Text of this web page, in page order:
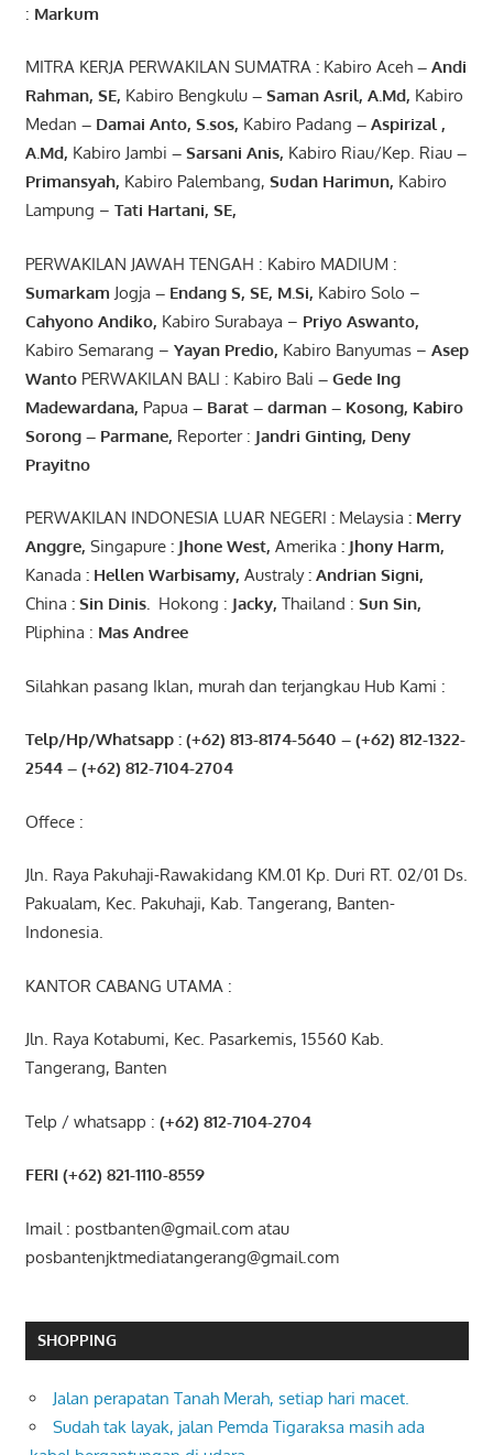
: Markum
MITRA KERJA PERWAKILAN SUMATRA :Kabiro Aceh– Andi
Rahman, SE, Kabiro Bengkulu– Saman Asril, A.Md, Kabiro
Medan – Damai Anto, S.sos, Kabiro Padang – Aspirizal ,
A.Md, Kabiro Jambi – Sarsani Anis, Kabiro Riau/Kep. Riau–
Primansyah, Kabiro Palembang, Sudan Harimun, Kabiro
Lampung – Tati Hartani, SE,
PERWAKILAN JAWAH TENGAH : Kabiro MADIUM :
Sumarkam Jogja – EndangS, SE, M.Si, Kabiro Solo –
Cahyono Andiko, Kabiro Surabaya – Priyo Aswanto,
Kabiro Semarang – Yayan Predio, Kabiro Banyumas – Asep
WantoPERWAKILAN BALI : Kabiro Bali – Gede Ing
Madewardana, Papua – Barat – darman– Kosong, Kabiro
Sorong– Parmane, Reporter : Jandri Ginting, Deny
Prayitno
PERWAKILAN INDONESIA LUAR NEGERI : Melaysia : Merry
Anggre, Singapure: JhoneWest, Amerika : JhonyHarm,
Kanada : Hellen Warbisamy, Australy: Andrian Signi,
China : Sin Dinis. Hokong : Jacky, Thailand : Sun Sin,
Pliphina : Mas Andree
Silahkan pasang Iklan, murah dan terjangkau Hub Kami :
Telp/Hp/Whatsapp : (+62) 813-8174-5640 – (+62) 812-1322-
2544– (+62) 812-7104-2704
Offece :
Jln. Raya Pakuhaji-Rawakidang KM.01 Kp. Duri RT. 02/01 Ds.
Pakualam, Kec. Pakuhaji, Kab. Tangerang, Banten-
Indonesia.
KANTOR CABANG UTAMA :
Jln. Raya Kotabumi, Kec. Pasarkemis, 15560 Kab.
Tangerang, Banten
Telp / whatsapp : (+62) 812-7104-2704
FERI (+62) 821-1110-8559
Imail : postbanten@gmail.com atau
posbantenjktmediatangerang@gmail.com
SHOPPING
Jalan perapatan Tanah Merah, setiap hari macet.
Sudah tak layak, jalan Pemda Tigaraksa masih ada